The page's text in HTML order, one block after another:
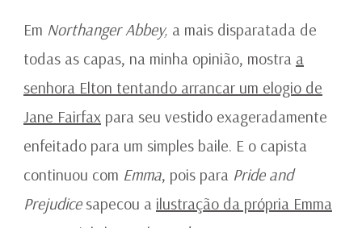
Em Northanger Abbey, a mais disparatada de
todas as capas, na minha opinião, mostra a
senhora Elton tentando arrancar um elogio de
Jane Fairfax para seu vestido exageradamente
enfeitado para um simples baile. E o capista
continuou com Emma, pois para Pride and
Prejudicesapecou a ilustração da própria Emma